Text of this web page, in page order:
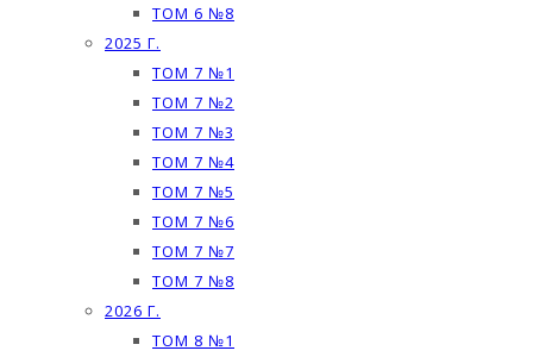
ТОМ 6 №8
2025 Г.
ТОМ 7 №1
ТОМ 7 №2
ТОМ 7 №3
ТОМ 7 №4
ТОМ 7 №5
ТОМ 7 №6
ТОМ 7 №7
ТОМ 7 №8
2026 Г.
ТОМ 8 №1